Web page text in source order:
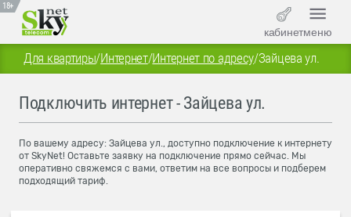
18+
кабинетменю
Для квартиры/Интернет/Интернет по адресу/Зайцева ул.
Подключить интернет - Зайцева ул.
По вашему адресу: Зайцева ул., доступно подключение к интернету
от SkyNet! Оставьте заявку на подключение прямо сейчас. Мы
оперативно свяжемся с вами, ответим на все вопросы и подберем
подходящий тариф.